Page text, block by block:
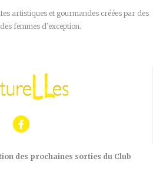
artistiques et gourmandes créées par des
femmes d’exception.
des prochaines sorties du Club